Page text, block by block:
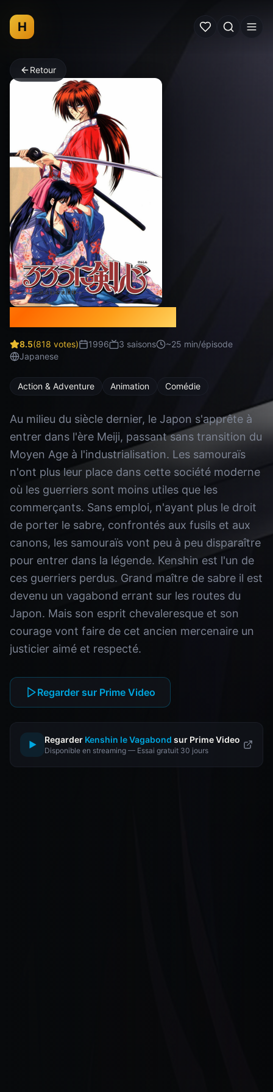
H
Retour
8.5(818 votes) 1996 3 saisons ~25 min/épisode
Japanese
Action & Adventure Animation Comédie
Au milieu du siècle dernier, le Japon s'apprête à
entrer dans l'ère Meiji, passant sans transition du
Moyen Age à l'industrialisation. Les samouraïs
n'ont plus leur place dans cette société moderne
où les guerriers sont moins utiles que les
commerçants. Sans emploi, n'ayant plus le droit
de porter le sabre, confrontés aux fusils et aux
canons, les samouraïs vont peu à peu disparaître
pour entrer dans la légende. Kenshin est l'un de
ces guerriers perdus. Grand maître de sabre il est
devenu un vagabond errant sur les routes du
Japon. Mais son esprit chevaleresque et son
courage vont faire de cet ancien mercenaire un
justicier aimé et respecté.
Regarder sur Prime Video
▶ Regarder Kenshin le Vagabond sur Prime Video
Disponible en streaming — Essai gratuit 30 jours